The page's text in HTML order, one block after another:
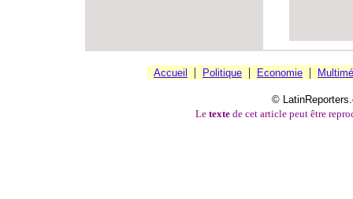
Accueil | Politique | Economie |
©
Le texte de cet article peut être